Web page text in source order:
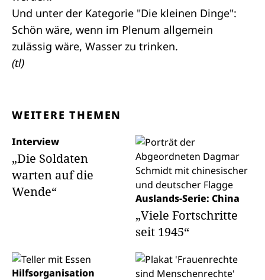
Und unter der Kategorie "Die kleinen Dinge":
Schön wäre, wenn im Plenum allgemein
zulässig wäre, Wasser zu trinken.
(tl)
WEITERE THEMEN
Interview
„Die Soldaten
warten auf die
Wende“
Auslands-Serie: China
„Viele Fortschritte
seit 1945“
Hilfsorganisation